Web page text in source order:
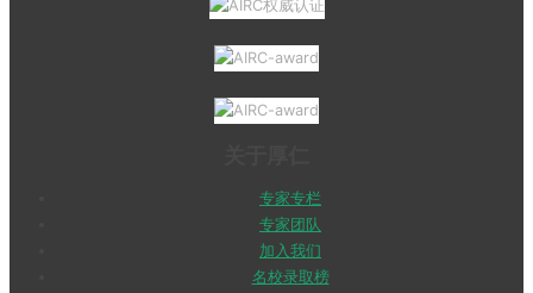
专家专栏
专家团队
加入我们
名校录取榜